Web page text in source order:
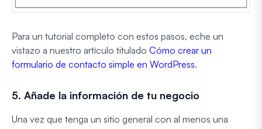
Para un tutorial completo con estos pasos, eche un
vistazo a nuestro artículo titulado Cómo crear un
formulario de contacto simple en WordPress.
5. Añade la información de tu negocio
Una vez que tenga un sitio general con al menos una